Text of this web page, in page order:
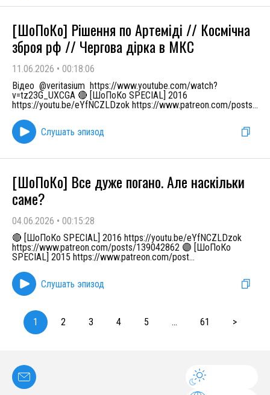
[ШоПоКо] Рішення по Артеміді // Космічна
зброя рф // Чергова дірка в МКС
11.06.2026 • 00:18:06
Відео ⁨@veritasium⁩ https://www.youtube.com/watch?
v=tz23G_UXCGA 🔴 [ШоПоКо SPECIAL] 2016
https://youtu.be/eYfNCZLDzok https://www.patreon.com/posts...
Слушать эпизод
[ШоПоКо] Все дуже погано. Але наскільки
саме?
04.06.2026 • 00:15:28
🔴 [ШоПоКо SPECIAL] 2016 https://youtu.be/eYfNCZLDzok
https://www.patreon.com/posts/139042862 🟣 [ШоПоКо
SPECIAL] 2015 https://www.patreon.com/post...
Слушать эпизод
1 2 3 4 5 ... 61 >